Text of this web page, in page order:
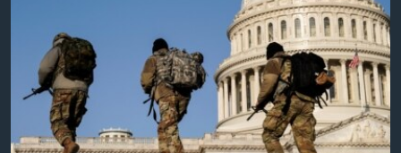
BRASIL
ENTRETENIMIENTO Y CULTURA
TECNOLOGÍA
DEPORTES
CIENCIA Y SALUD
VIDEOS
FOTOGRAFÍA
AUDIOS
PROGRAMAS TV
EL MUNDO AL DÍA
FORO INTERAMERICANO
VISIÓN 360
RADIO
AVANCE INFORMATIVO
AUDIONOTICIAS
DIRECT
DOCUMENTALES DE LA VOA